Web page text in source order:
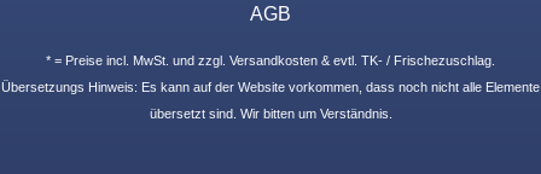
AGB
* = Preise incl. MwSt. und zzgl. Versandkosten & evtl. TK- / Frischezuschlag.
Übersetzungs Hinweis: Es kann auf der Website vorkommen, dass noch nicht alle Elemente
übersetzt sind. Wir bitten um Verständnis.